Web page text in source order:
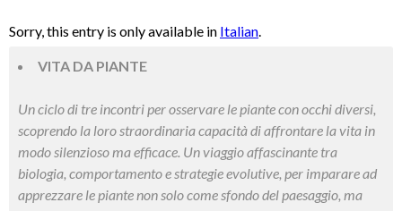
Sorry, this entry is only available in Italian.
VITA DA PIANTE
Un ciclo di tre incontri per osservare le piante con occhi diversi,
scoprendo la loro straordinaria capacità di affrontare la vita in
modo silenzioso ma efficace. Un viaggio affascinante tra
biologia, comportamento e strategie evolutive, per imparare ad
apprezzare le piante non solo come sfondo del paesaggio, ma